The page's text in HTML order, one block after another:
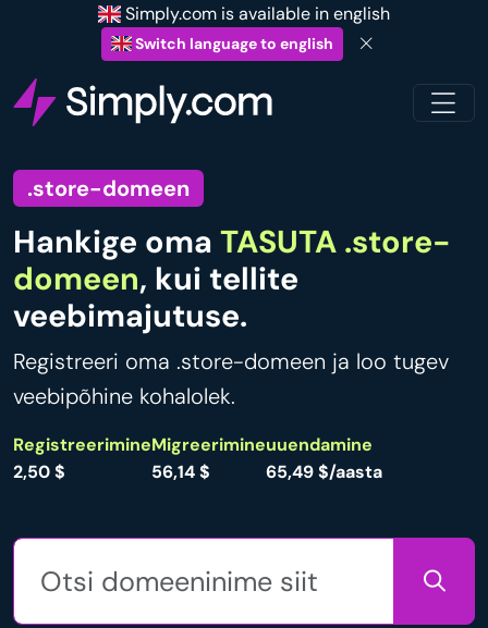
Simply.com is available in english
Switch language to english
.store-domeen
Hankige oma TASUTA .store-
domeen, kui tellite
veebimajutuse.
Registreeri oma .store-domeen ja loo tugev
veebipõhine kohalolek.
Registreerimine
2,50 $
Migreerimine
56,14 $
uuendamine
65,49 $/aasta